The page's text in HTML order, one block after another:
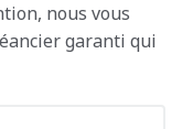
nous vous
garanti qui